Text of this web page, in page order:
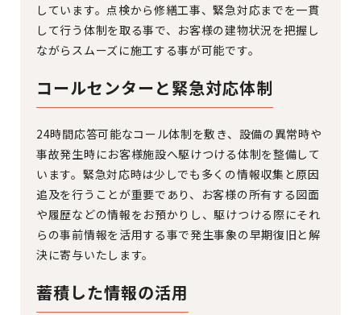
しています。点検から修繕工事、緊急対応までを一貫
して行う体制を取る事で、お客様の建物状況を把握し
ながらスムーズに施工する事が可能です。
コールセンターと緊急対応体制
24時間応答可能なコール体制を敷き、設備の異常時や
事故発生時にお客様施設へ駆けつける体制を整備して
います。緊急対応時は少しでも多くの情報収集と原因
追及を行うことが重要であり、お客様の所有する図面
や履歴などの情報をお預かりし、駆けつける際にそれ
らの事前情報を活用する事で発生事象の早期復旧と解
決に寄与いたします。
蓄積した情報の活用